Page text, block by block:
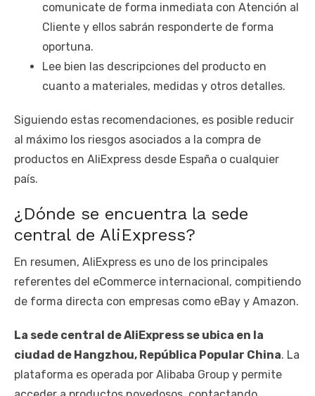
comunicate de forma inmediata con Atención al
Cliente y ellos sabrán responderte de forma
oportuna.
Lee bien las descripciones del producto en
cuanto a materiales, medidas y otros detalles.
Siguiendo estas recomendaciones, es posible reducir
al máximo los riesgos asociados a la compra de
productos en AliExpress desde España o cualquier
país.
¿Dónde se encuentra la sede
central de AliExpress?
En resumen, AliExpress es uno de los principales
referentes del eCommerce internacional, compitiendo
de forma directa con empresas como eBay y Amazon.
La sede central de AliExpress se ubica en la
ciudad de Hangzhou, República Popular China. La
plataforma es operada por Alibaba Group y permite